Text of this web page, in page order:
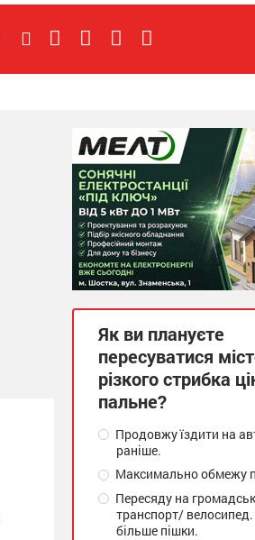
Як ви плануєте
пересуватися
різкого стрибка
пальне?
Продовжу їздити на
раніше.
Максимально обмежу
Пересяду на
транспорт/
більше пішки.